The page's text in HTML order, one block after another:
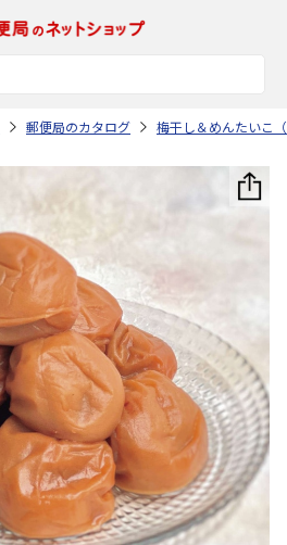
郵便局のカタログ 梅干し＆めんたいこ